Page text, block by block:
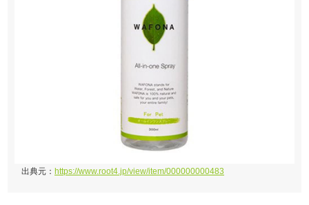
出典元： https://www.root4.jp/view/item/000000000483